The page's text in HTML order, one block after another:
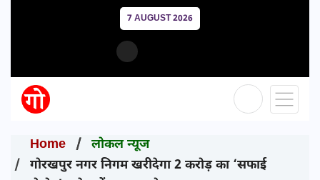
7 AUGUST 2026
Home
लोकल न्यूज
गोरखपुर नगर निगम खरीदेगा 2 करोड़ का ‘सफाई